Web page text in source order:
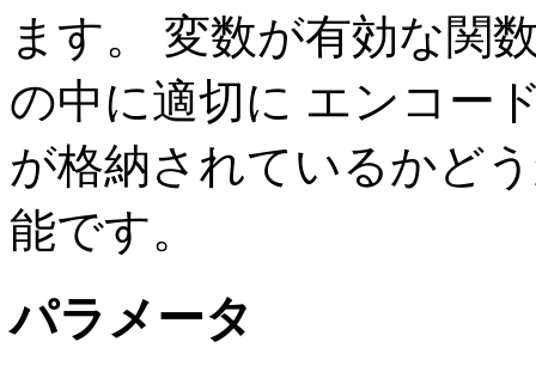
ます。 変数が有効な関
の中に適切に エンコー
が格納されているかど
能です。
パラメータ